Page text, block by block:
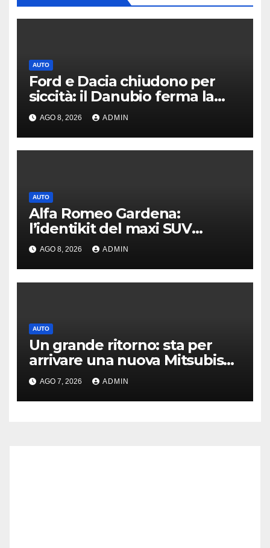
AUTO
Ford e Dacia chiudono per
siccità: il Danubio ferma la
produzione auto
AGO 8, 2026 ADMIN
AUTO
Alfa Romeo Gardena:
l’identikit del maxi SUV
immaginato per Usa e Cina
AGO 8, 2026 ADMIN
AUTO
Un grande ritorno: sta per
arrivare una nuova Mitsubishi
Pajero
AGO 7, 2026 ADMIN